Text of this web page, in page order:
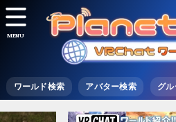
ワールド検索 アバター検索 グ
MENU